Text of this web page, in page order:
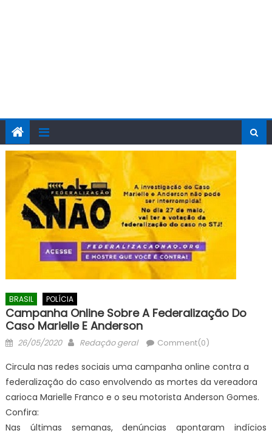
BRASIL POLÍCIA
Campanha Online Sobre A Federalização Do
Caso Marielle E Anderson
Posted
26/05/2020 Author
Redação geral Comment(0)
Circula nas redes sociais uma campanha online contra a
federalização do caso envolvendo as mortes da vereadora
carioca Marielle Franco e o seu motorista Anderson Gomes.
Confira:
Nas últimas semanas, denúncias apontaram indícios